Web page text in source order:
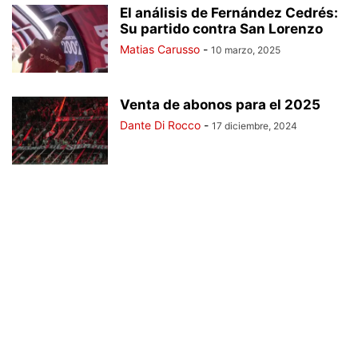
El análisis de Fernández Cedrés:
Su partido contra San Lorenzo
Matias Carusso - 10 marzo, 2025
Venta de abonos para el 2025
Dante Di Rocco - 17 diciembre, 2024